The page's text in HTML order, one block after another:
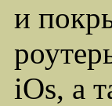
и
iOs, а